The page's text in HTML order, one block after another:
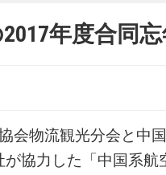
年度合同
会物流観光分会と中
協力した「中国系航